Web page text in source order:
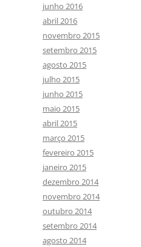
junho 2016
abril 2016
novembro 2015
setembro 2015
agosto 2015
julho 2015
junho 2015
maio 2015
abril 2015
março 2015
fevereiro 2015
janeiro 2015
dezembro 2014
novembro 2014
outubro 2014
setembro 2014
agosto 2014